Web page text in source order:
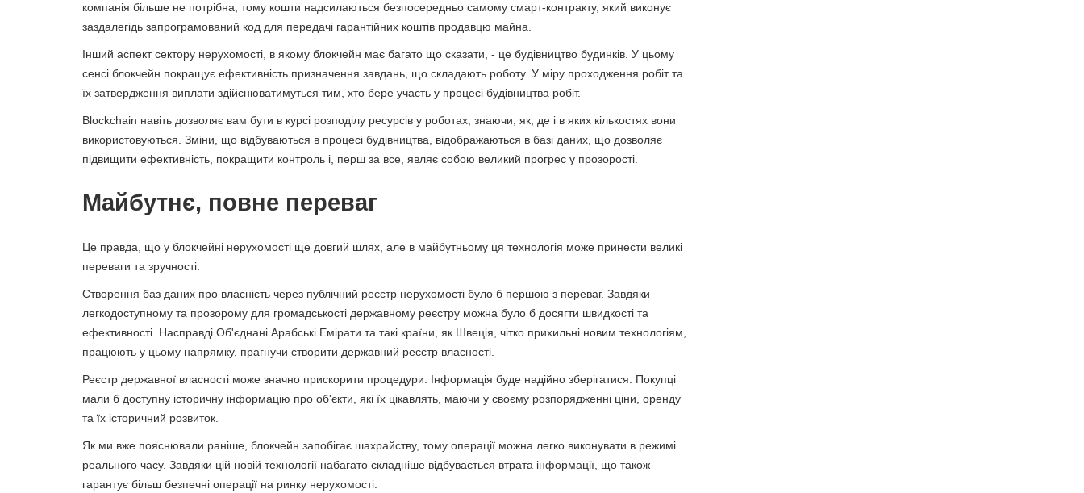
компанія більше не потрібна, тому кошти надсилаються безпосередньо самому смарт-контракту, який виконує
заздалегідь запрограмований код для передачі гарантійних коштів продавцю майна.
Інший аспект сектору нерухомості, в якому блокчейн має багато що сказати, - це будівництво будинків. У цьому
сенсі блокчейн покращує ефективність призначення завдань, що складають роботу. У міру проходження робіт та
їх затвердження виплати здійснюватимуться тим, хто бере участь у процесі будівництва робіт.
Blockchain навіть дозволяє вам бути в курсі розподілу ресурсів у роботах, знаючи, як, де і в яких кількостях вони
використовуються. Зміни, що відбуваються в процесі будівництва, відображаються в базі даних, що дозволяє
підвищити ефективність, покращити контроль і, перш за все, являє собою великий прогрес у прозорості.
Майбутнє, повне переваг
Це правда, що у блокчейні нерухомості ще довгий шлях, але в майбутньому ця технологія може принести великі
переваги та зручності.
Створення баз даних про власність через публічний реєстр нерухомості було б першою з переваг. Завдяки
легкодоступному та прозорому для громадськості державному реєстру можна було б досягти швидкості та
ефективності. Насправді Об'єднані Арабські Емірати та такі країни, як Швеція, чітко прихильні новим технологіям,
працюють у цьому напрямку, прагнучи створити державний реєстр власності.
Реєстр державної власності може значно прискорити процедури. Інформація буде надійно зберігатися. Покупці
мали б доступну історичну інформацію про об'єкти, які їх цікавлять, маючи у своєму розпорядженні ціни, оренду
та їх історичний розвиток.
Як ми вже пояснювали раніше, блокчейн запобігає шахрайству, тому операції можна легко виконувати в режимі
реального часу. Завдяки цій новій технології набагато складніше відбувається втрата інформації, що також
гарантує більш безпечні операції на ринку нерухомості.